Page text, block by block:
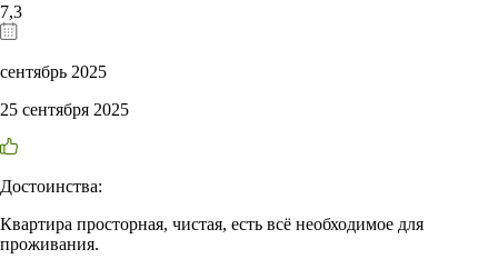
7,3
сентябрь 2025
25 сентября 2025
Достоинства:
Квартира просторная, чистая, есть всё необходимое для
проживания.